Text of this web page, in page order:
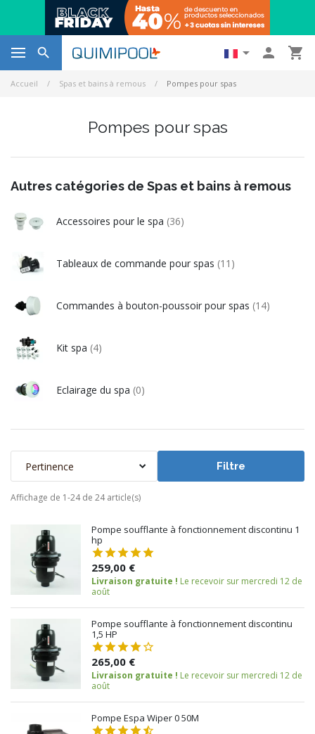
   
Accueil Spas et bains à remous Pompes pour spas
Pompes pour spas
Autres catégories de Spas et bains à remous
Accessoires pour le spa (36)
Tableaux de commande pour spas (11)
Commandes à bouton-poussoir pour spas (14)
Kit spa (4)
Eclairage du spa (0)
Pertinence Filtre
Affichage de 1-24 de 24 article(s)
Pompe soufflante à fonctionnement discontinu 1
hp
259,00 €
Livraison gratuite ! Le recevoir sur mercredi 12 de
août
Pompe soufflante à fonctionnement discontinu
1,5 HP
265,00 €
Livraison gratuite ! Le recevoir sur mercredi 12 de
août
Pompe Espa Wiper 0 50M